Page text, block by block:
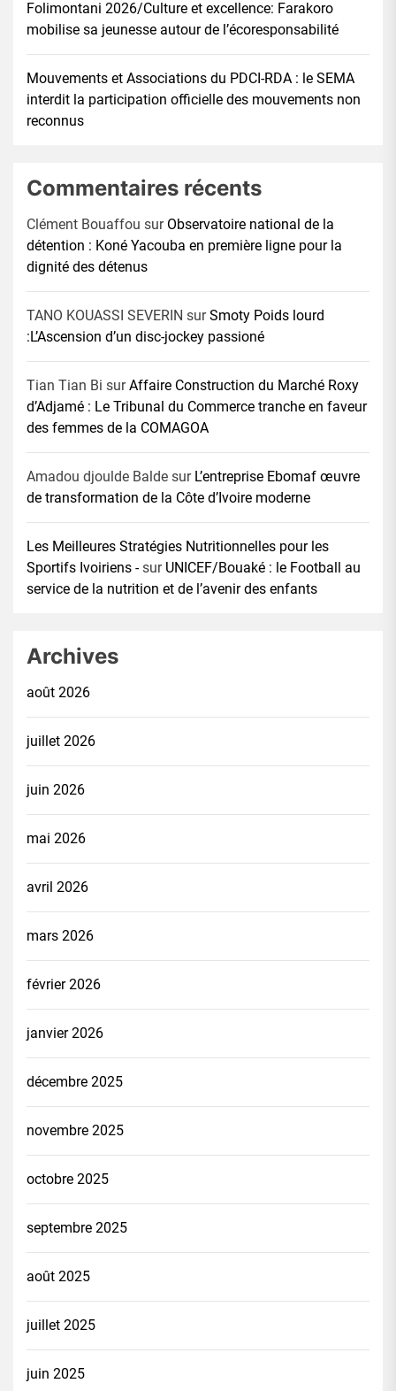
Folimontani 2026/Culture et excellence: Farakoro
mobilise sa jeunesse autour de l’écoresponsabilité
Mouvements et Associations du PDCI-RDA : le SEMA
interdit la participation officielle des mouvements non
reconnus
Commentaires récents
Clément Bouaffou sur Observatoire national de la
détention : Koné Yacouba en première ligne pour la
dignité des détenus
TANO KOUASSI SEVERIN surSmoty Poids lourd
:L’Ascension d’un disc-jockey passioné
Tian Tian Bi surAffaire Construction du Marché Roxy
d’Adjamé : Le Tribunal du Commerce tranche en faveur
des femmes de la COMAGOA
Amadou djoulde Balde sur L’entreprise Ebomaf œuvre
de transformation de la Côte d’Ivoire moderne
Les Meilleures Stratégies Nutritionnelles pour les
Sportifs Ivoiriens -sur UNICEF/Bouaké : le Football au
service de la nutrition et de l’avenir des enfants
Archives
août 2026
juillet 2026
juin 2026
mai 2026
avril 2026
mars 2026
février 2026
janvier 2026
décembre 2025
novembre 2025
octobre 2025
septembre 2025
août 2025
juillet 2025
juin 2025